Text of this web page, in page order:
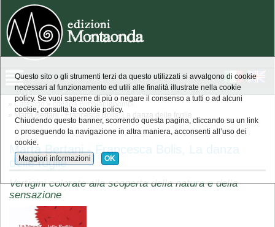
» Catalogo »
collana Bimbiapiebombi
» Marta Bertani - Francesca Bolis, La danza delle foglie
Marta Bertani - Francesca Bolis, La danza
delle foglie
Vertigini colorate alla scoperta della natura e della
sensazione
Questo sito o gli strumenti terzi da questo utilizzati si avvalgono di cookie
necessari al funzionamento ed utili alle finalità illustrate nella cookie
policy. Se vuoi saperne di più o negare il consenso a tutti o ad alcuni
cookie, consulta la cookie policy.
Chiudendo questo banner, scorrendo questa pagina, cliccando su un link
o proseguendo la navigazione in altra maniera, acconsenti all’uso dei
cookie.
Maggiori informazioni OK